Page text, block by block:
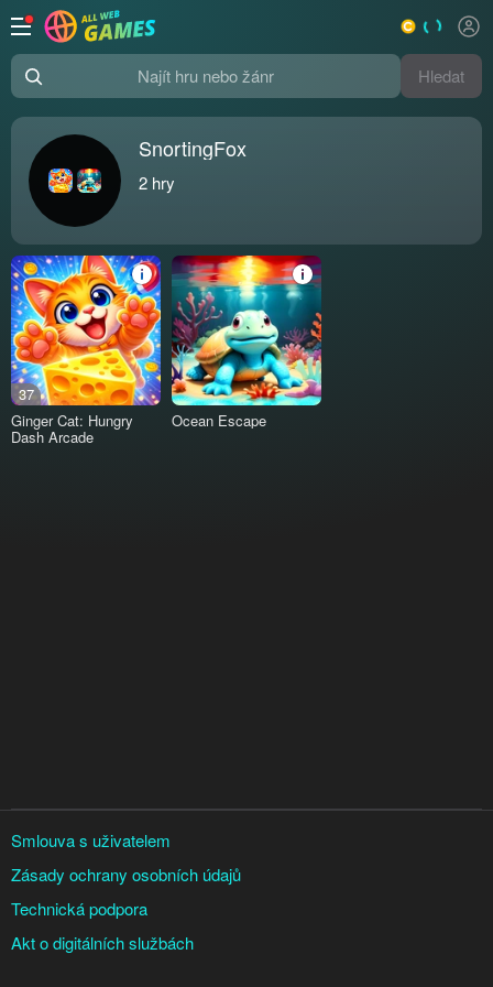
Najít hru nebo žánr Hledat
SnortingFox
2 hry
37
Ginger Cat: Hungry
Dash Arcade
Ocean Escape
Smlouva s uživatelem
Zásady ochrany osobních údajů
Technická podpora
Akt o digitálních službách